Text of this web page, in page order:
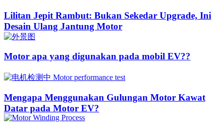
Lilitan Jepit Rambut: Bukan Sekedar Upgrade, Ini
Desain Ulang Jantung Motor
Motor apa yang digunakan pada mobil EV??​​
Mengapa Menggunakan Gulungan Motor Kawat
Datar pada Motor EV?